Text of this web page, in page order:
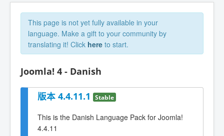
This page is not yet fully available in your
language. Make a gift to your community by
translating it! Click here to start.
Joomla! 4 - Danish
版本 4.4.11.1 Stable
This is the Danish Language Pack for Joomla!
4.4.11